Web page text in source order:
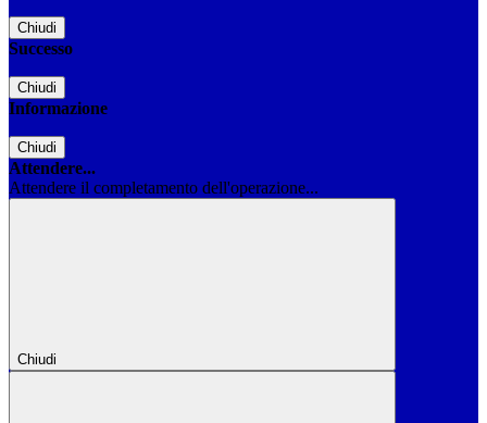
Chiudi
Successo
Chiudi
Informazione
Chiudi
Attendere...
Attendere il completamento dell'operazione...
Chiudi